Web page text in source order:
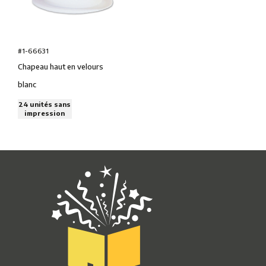
#1-66631
Chapeau haut en velours
blanc
24 unités sans
impression